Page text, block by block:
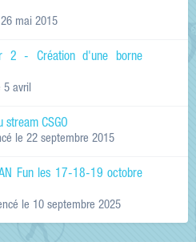
mai 2015
2 - Création d'une borne
5 avril
stream CSGO
le 22 septembre 2015
Fun les 17-18-19 octobre
le 10 septembre 2025